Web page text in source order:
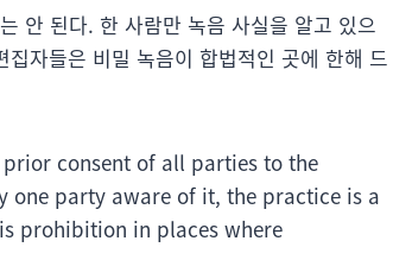
안 된다. 한 사람만 녹음 사실을 알고 있으
자들은 비밀 녹음이 합법적인 곳에 한해 드
consent of all parties to the
one party aware of it, the practice is a
prohibition in places where